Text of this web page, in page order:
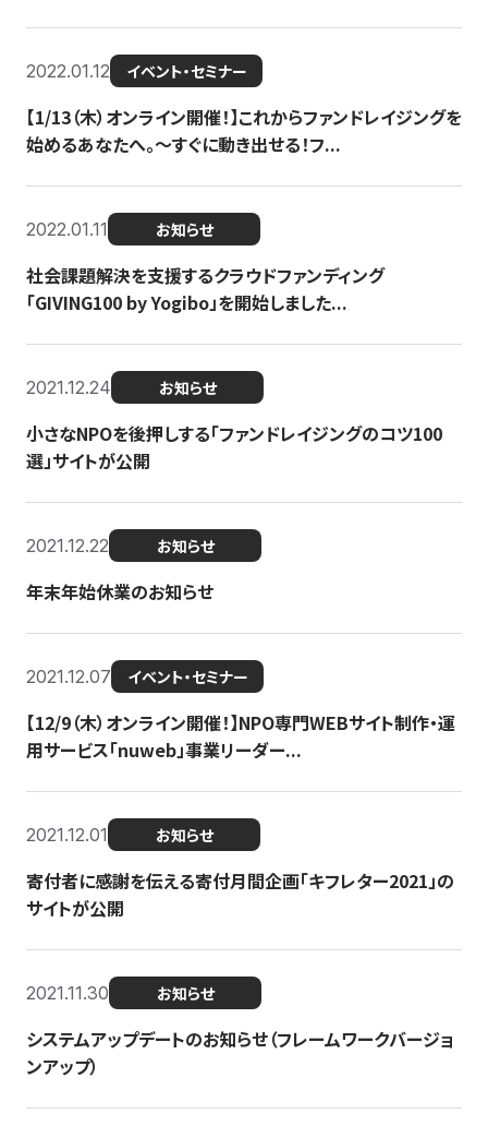
2022.01.12 イベント・セミナー
【1/13（木）オンライン開催！】これからファンドレイジングを
始めるあなたへ。〜すぐに動き出せる！フ...
2022.01.11 お知らせ
社会課題解決を支援するクラウドファンディング
「GIVING100 by Yogibo」を開始しました...
2021.12.24 お知らせ
小さなNPOを後押しする「ファンドレイジングのコツ100
選」サイトが公開
2021.12.22 お知らせ
年末年始休業のお知らせ
2021.12.07 イベント・セミナー
【12/9（木）オンライン開催！】NPO専門WEBサイト制作・運
用サービス「nuweb」事業リーダー...
2021.12.01 お知らせ
寄付者に感謝を伝える寄付月間企画「キフレター2021」の
サイトが公開
2021.11.30 お知らせ
システムアップデートのお知らせ（フレームワークバージョ
ンアップ）